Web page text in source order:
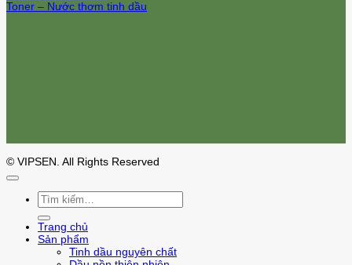
Toner – Nước thơm tinh dầu
© VIPSEN. All Rights Reserved
Tìm
kiếm:
Trang chủ
Sản phẩm
Tinh dầu nguyên chất